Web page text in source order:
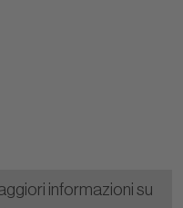
informazioni su